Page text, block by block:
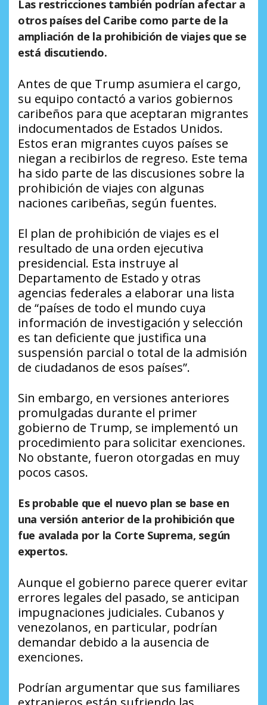
Las restricciones también podrían afectar a
otros países del Caribe como parte de la
ampliación de la prohibición de viajes que se
está discutiendo.
Antes de que Trump asumiera el cargo,
su equipo contactó a varios gobiernos
caribeños para que aceptaran migrantes
indocumentados de Estados Unidos.
Estos eran migrantes cuyos países se
niegan a recibirlos de regreso. Este tema
ha sido parte de las discusiones sobre la
prohibición de viajes con algunas
naciones caribeñas, según fuentes.
El plan de prohibición de viajes es el
resultado de una orden ejecutiva
presidencial. Esta instruye al
Departamento de Estado y otras
agencias federales a elaborar una lista
de “países de todo el mundo cuya
información de investigación y selección
es tan deficiente que justifica una
suspensión parcial o total de la admisión
de ciudadanos de esos países”.
Sin embargo, en versiones anteriores
promulgadas durante el primer
gobierno de Trump, se implementó un
procedimiento para solicitar exenciones.
No obstante, fueron otorgadas en muy
pocos casos.
Es probable que el nuevo plan se base en
una versión anterior de la prohibición que
fue avalada por la Corte Suprema, según
expertos.
Aunque el gobierno parece querer evitar
errores legales del pasado, se anticipan
impugnaciones judiciales. Cubanos y
venezolanos, en particular, podrían
demandar debido a la ausencia de
exenciones.
Podrían argumentar que sus familiares